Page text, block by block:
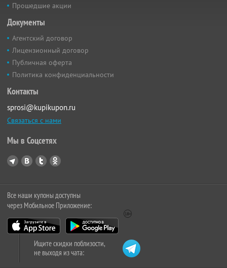
Прошедшие акции
Документы
Агентский договор
Лицензионный договор
Публичная оферта
Политика конфиденциальности
Контакты
sprosi@kupikupon.ru
Связаться с нами
Мы в Соцсетях
Все наши купоны доступны
через Мобильное Приложение:
Ищите скидки поблизости,
не выходя из чата: